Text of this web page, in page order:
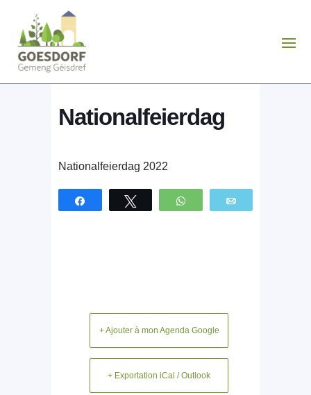
Nationalfeierdag
Nationalfeierdag 2022
Partagez Tweetez WhatsApp
+ Ajouter à mon Agenda Google
+ Exportation iCal / Outlook